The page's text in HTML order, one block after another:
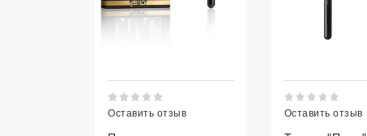
Оставить отзыв Оставить отзыв